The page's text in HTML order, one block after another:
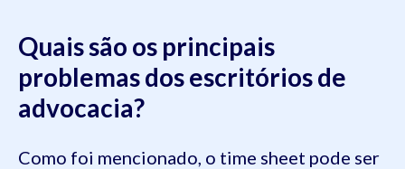
Quais são os principais
problemas dos escritórios de
advocacia?
Como foi mencionado, o time sheet pode ser